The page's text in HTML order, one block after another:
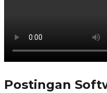
Postingan